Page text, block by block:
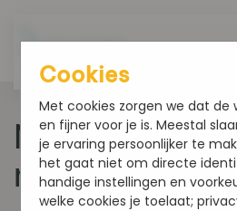
Neem
met ons op
Cookies
Met cookies zorgen we dat de
en fijner voor je is. Meestal
je ervaring persoonlijker te
het gaat niet om directe
handige instellingen en
welke cookies je toelaat;